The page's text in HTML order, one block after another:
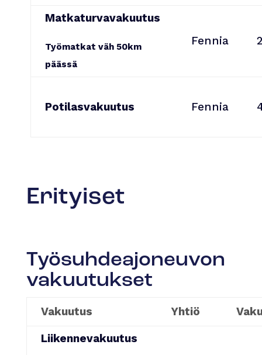
Matkaturvavakuutus
Työmatkat väh 50km
päässä
Fennia
Potilasvakuutus Fennia
Erityiset
Työsuhdeajoneuvon
vakuutukset
Vakuutus Yhtiö
Liikennevakuutus